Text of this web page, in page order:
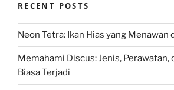
RECENT POSTS
Neon Tetra: Ikan Hias yang Menawan
Memahami Discus: Jenis, Perawatan,
Biasa Terjadi